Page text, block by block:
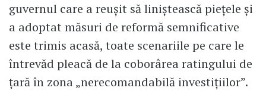
guvernul care a reușit să liniștească piețele și
a adoptat măsuri de reformă semnificative
este trimis acasă, toate scenariile pe care le
întrevăd pleacă de la coborârea ratingului de
țară în zona „nerecomandabilă investițiilor”.